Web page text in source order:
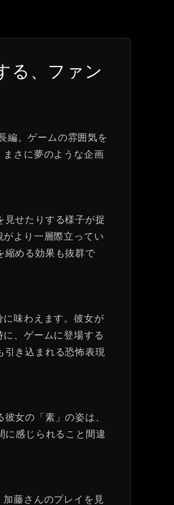
る、ファン
編。ゲームの雰囲気を
さに夢のような企画
せたりする様子が捉
より一層際立ってい
縮める効果も抜群で
味わえます。彼女が
、ゲームに登場する
引き込まれる恐怖表現
女の「素」の姿は、
に感じられること間違
藤さんのプレイを見